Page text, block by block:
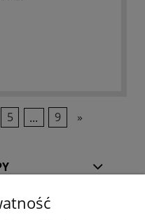
5 ... 9 »